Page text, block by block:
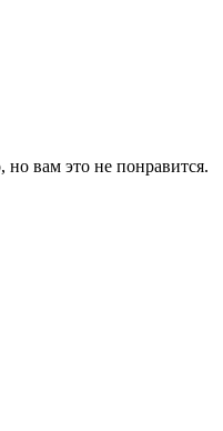
но вам это не понравится.